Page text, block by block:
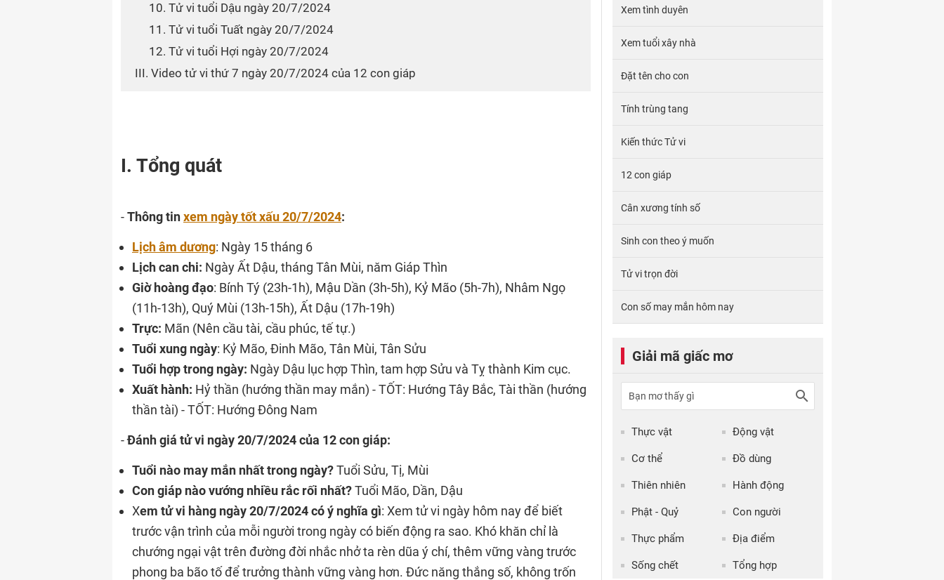
10. Tử vi tuổi Dậu ngày 20/7/2024
11. Tử vi tuổi Tuất ngày 20/7/2024
12. Tử vi tuổi Hợi ngày 20/7/2024
III. Video tử vi thứ 7 ngày 20/7/2024 của 12 con giáp
I. Tổng quát
-Thông tinxem ngày tốt xấu 20/7/2024:
Lịch âm dương: Ngày 15 tháng 6
Lịch can chi: Ngày Ất Dậu, tháng Tân Mùi, năm Giáp Thìn
Giờ hoàng đạo: Bính Tý (23h-1h), Mậu Dần (3h-5h), Kỷ Mão (5h-7h), Nhâm Ngọ
(11h-13h), Quý Mùi (13h-15h), Ất Dậu (17h-19h)
Trực: Mãn (Nên cầu tài, cầu phúc, tế tự.)
Tuổi xung ngày: Kỷ Mão, Đinh Mão, Tân Mùi, Tân Sửu
Tuổi hợp trong ngày: Ngày Dậu lục hợp Thìn, tam hợp Sửu và Tỵ thành Kim cục.
Xuất hành: Hỷ thần (hướng thần may mắn) - TỐT: Hướng Tây Bắc, Tài thần (hướng
thần tài) - TỐT: Hướng Đông Nam
-Đánh giá tử vi ngày 20/7/2024 của 12 con giáp:
Tuổi nào may mắn nhất trong ngày?Tuổi Sửu, Tị, Mùi
Con giáp nào vướng nhiều rắc rối nhất?Tuổi Mão, Dần, Dậu
Xem tử vi hàng ngày 20/7/2024 có ý nghĩa gì: Xem tử vi ngày hôm nay để biết
trước vận trình của mỗi người trong ngày có biến động ra sao. Khó khăn chỉ là
chướng ngại vật trên đường đời nhắc nhở ta rèn dũa ý chí, thêm vững vàng trước
phong ba bão tố để trưởng thành vững vàng hơn. Đức năng thắng số, không trốn
Xem tình duyên
Xem tuổi xây nhà
Đặt tên cho con
Tính trùng tang
Kiến thức Tử vi
12 con giáp
Cân xương tính số
Sinh con theo ý muốn
Tử vi trọn đời
Con số may mắn hôm nay
Giải mã giấc mơ
Thực vật Động vật
Cơ thể Đồ dùng
Thiên nhiên Hành động
Phật - Quỷ Con người
Thực phẩm Địa điểm
Sống chết Tổng hợp